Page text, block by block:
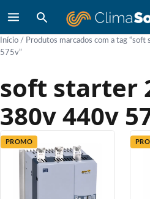
Início / Produtos marcados com a tag
575v”
soft starter
380v 440v
PROMO